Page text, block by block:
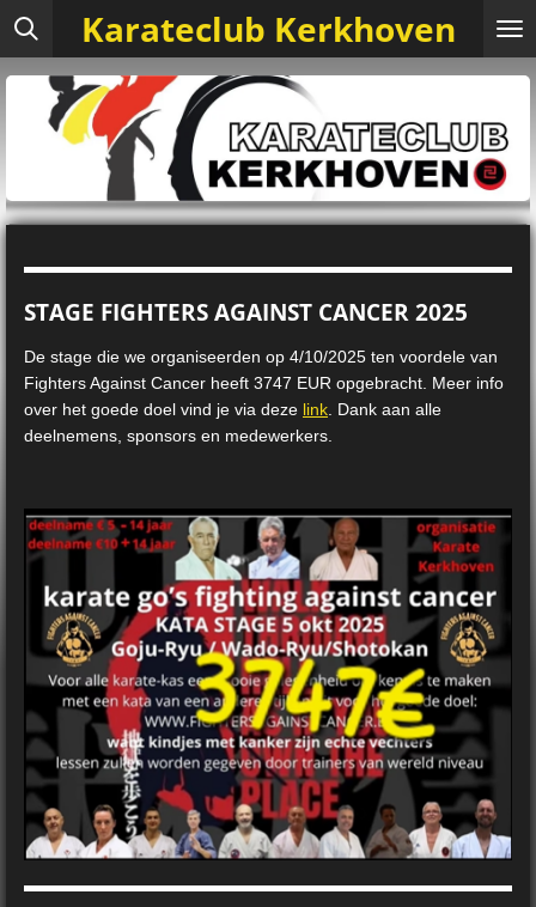
Ga
naar
hoofdinhoud
Karateclub Kerkhoven
STAGE FIGHTERS AGAINST CANCER 2025
De stage die we organiseerden op 4/10/2025 ten voordele van
Fighters Against Cancer heeft 3747 EUR opgebracht. Meer info
over het goede doel vind je via deze link . Dank aan alle
deelnemens, sponsors en medewerkers.